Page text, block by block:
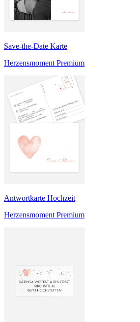
Save-the-Date Karte
Herzensmoment Premium
Antwortkarte Hochzeit
Herzensmoment Premium